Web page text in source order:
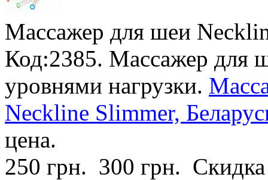
Массажер для шеи
Код:2385. Массажер для
уровнями нагрузки.
Neckline Slimmer,
цена.
250 грн. 300 грн.